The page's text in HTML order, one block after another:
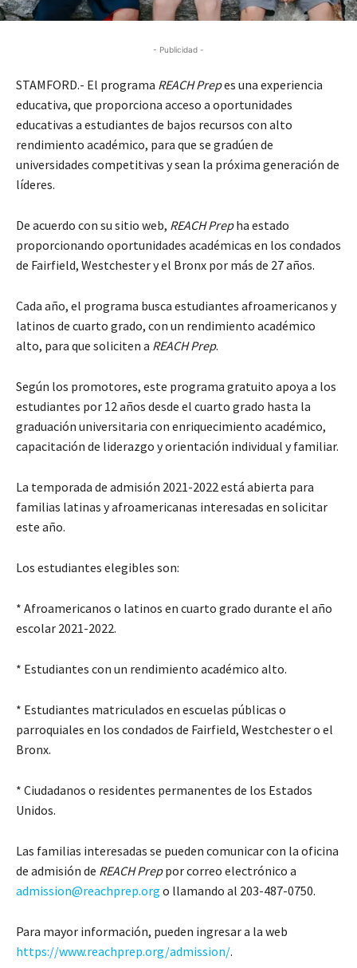
- Publicidad -
STAMFORD.- El programa REACH Prepes una experiencia
educativa, que proporciona acceso a oportunidades
educativas a estudiantes de bajos recursos con alto
rendimiento académico, para que se gradúen de
universidades competitivas y sean la próxima generación de
líderes.
De acuerdo con su sitio web, REACH Prepha estado
proporcionando oportunidades académicas en los condados
de Fairfield, Westchester y el Bronx por más de 27 años.
Cada año, el programa busca estudiantes afroamericanos y
latinos de cuarto grado, con un rendimiento académico
alto, para que soliciten a REACH Prep.
Según los promotores, este programa gratuito apoya a los
estudiantes por 12 años desde el cuarto grado hasta la
graduación universitaria con enriquecimiento académico,
capacitación de liderazgo y orientación individual y familiar.
La temporada de admisión 2021-2022 está abierta para
familias latinas y afroamericanas interesadas en solicitar
este año.
Los estudiantes elegibles son:
* Afroamericanos o latinos en cuarto grado durante el año
escolar 2021-2022.
* Estudiantes con un rendimiento académico alto.
* Estudiantes matriculados en escuelas públicas o
parroquiales en los condados de Fairfield, Westchester o el
Bronx.
* Ciudadanos o residentes permanentes de los Estados
Unidos.
Las familias interesadas se pueden comunicar con la oficina
de admisión de REACH Preppor correo electrónico a
admission@reachprep.org o llamando al 203-487-0750.
Para mayor información, pueden ingresar a la web
https://www.reachprep.org/admission/.